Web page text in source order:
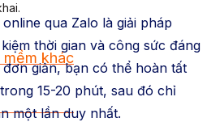
mềm khác
mềm khác
qua Zalo là giải pháp
thời gian và công sức đáng
giản, bạn có thể hoàn tất
15-20 phút, sau đó chỉ
một lần duy nhất.